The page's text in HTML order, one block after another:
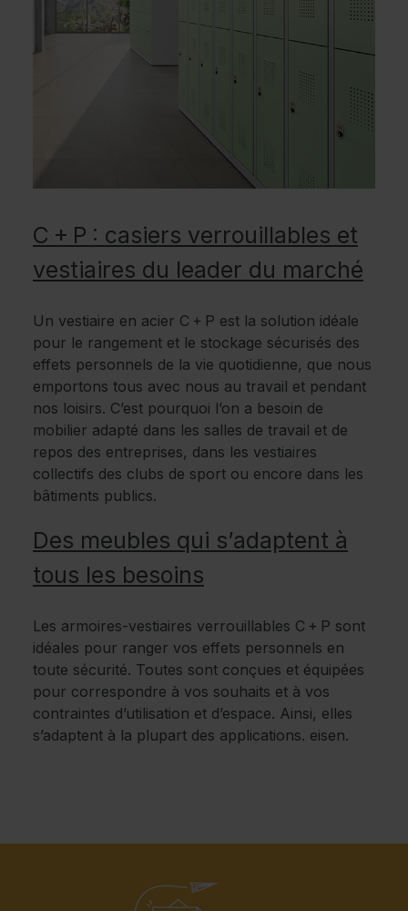
C + P : casiers verrouillables et
vestiaires du leader du marché
Un vestiaire en acier C + P est la solution idéale
pour le rangement et le stockage sécurisés des
effets personnels de la vie quotidienne, que nous
emportons tous avec nous au travail et pendant
nos loisirs. C’est pourquoi l’on a besoin de
mobilier adapté dans les salles de travail et de
repos des entreprises, dans les vestiaires
collectifs des clubs de sport ou encore dans les
bâtiments publics.
Des meubles qui s’adaptent à
tous les besoins
Les armoires-vestiaires verrouillables C + P sont
idéales pour ranger vos effets personnels en
toute sécurité. Toutes sont conçues et équipées
pour correspondre à vos souhaits et à vos
contraintes d’utilisation et d’espace. Ainsi, elles
s’adaptent à la plupart des applications. eisen.